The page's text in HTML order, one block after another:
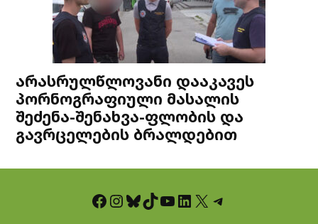
არასრულწლოვანი დააკავეს
პორნოგრაფიული მასალის
შეძენა-შენახვა-ფლობის და
გავრცელების ბრალდებით
Facebook InstagramBluesky TikTok YouTube LinkedIn X Telegram